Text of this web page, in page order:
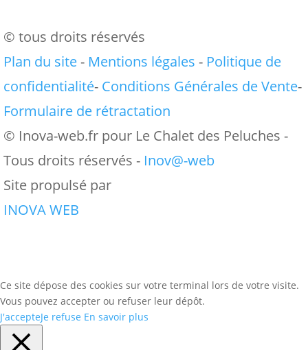
© tous droits réservés
Plan du site- Mentions légales - Politique de
confidentialité- Conditions Générales de Vente-
Formulaire de rétractation
© Inova-web.fr pour Le Chalet des Peluches -
Tous droits réservés - Inov@-web
Site propulsé par
INOVA WEB
Ce site dépose des cookies sur votre terminal lors de votre visite.
Vous pouvez accepter ou refuser leur dépôt.
J'accepteJe refuse En savoir plus